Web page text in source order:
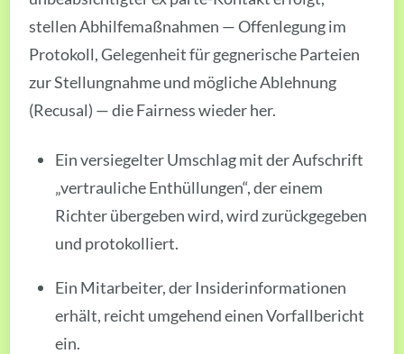
stellen Abhilfemaßnahmen — Offenlegung im
Protokoll, Gelegenheit für gegnerische Parteien
zur Stellungnahme und mögliche Ablehnung
(Recusal) — die Fairness wieder her.
Ein versiegelter Umschlag mit der Aufschrift
„vertrauliche Enthüllungen“, der einem
Richter übergeben wird, wird zurückgegeben
und protokolliert.
Ein Mitarbeiter, der Insiderinformationen
erhält, reicht umgehend einen Vorfallbericht
ein.